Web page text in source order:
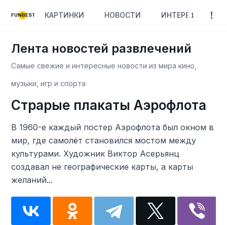
FUNBEST КАРТИНКИ НОВОСТИ ИНТЕРЕСНОЕ
Лента новостей развлечений
Самые свежие и интересные новости из мира кино,
музыки, игр и спорта
Страрые плакаты Аэрофлота
В 1960-е каждый постер Аэрофлота был окном в
мир, где самолёт становился мостом между
культурами. Художник Виктор Асерьянц
создавал не географические карты, а карты
желаний...